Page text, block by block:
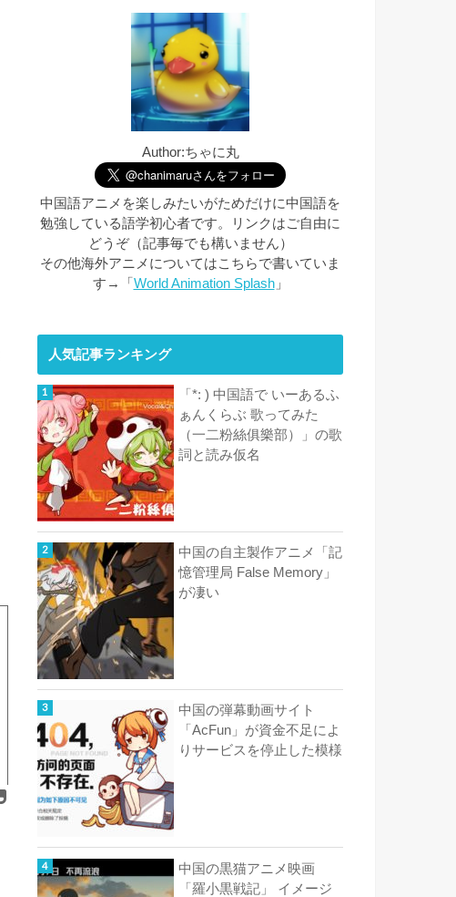
Author:ちゃに丸
中国語アニメを楽しみたいがためだけに中国語を
勉強している語学初心者です。リンクはご自由に
どうぞ（記事毎でも構いません）
その他海外アニメについてはこちらで書いていま
す→「 World Animation Splash」
人気記事ランキング
「*: ) 中国語で いーあるふ
ぁんくらぶ 歌ってみた
（一二粉絲俱樂部）」の歌
詞と読み仮名
中国の自主製作アニメ「記
憶管理局 False Memory」
が凄い
中国の弾幕動画サイト
「AcFun」が資金不足によ
りサービスを停止した模様
中国の黒猫アニメ映画
「羅小黒戦記」 イメージ